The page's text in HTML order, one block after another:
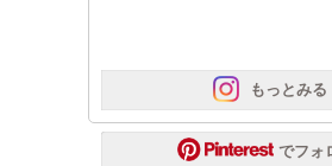
でフォ
もっとみる